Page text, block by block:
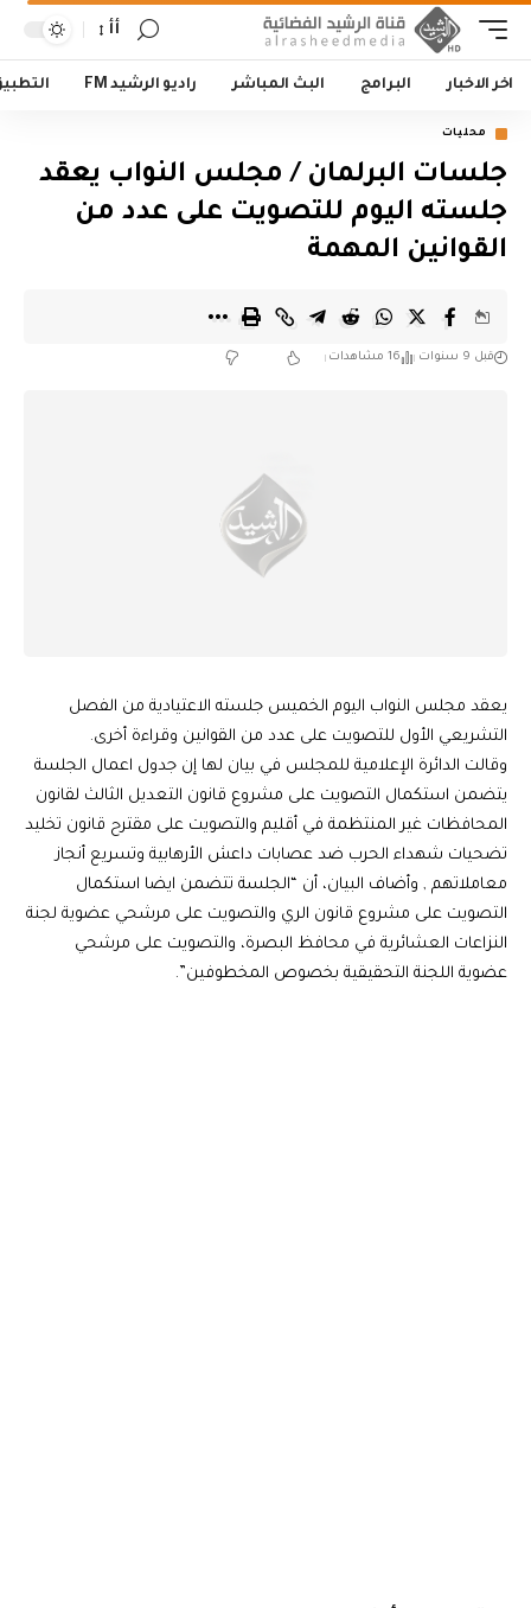
أأ
اخر الاخبار البرامج البث المباشر راديو الرشيد FM
محليات
جلسات البرلمان / مجلس النواب يعقد
جلسته اليوم للتصويت على عدد من
القوانين المهمة
قبل 9 سنوات 16 مشاهدات
يعقد مجلس النواب اليوم الخميس جلسته الاعتيادية من الفصل
التشريعي الأول للتصويت على عدد من القوانين وقراءة أخرى.
وقالت الدائرة الإعلامية للمجلس في بيان لها إن جدول اعمال الجلسة
يتضمن استكمال التصويت على مشروع قانون التعديل الثالث لقانون
المحافظات غير المنتظمة في أقليم والتصويت على مقترح قانون تخليد
تضحيات شهداء الحرب ضد عصابات داعش الأرهابية وتسريع أنجاز
معاملاتهم , وأضاف البيان، أن “الجلسة تتضمن ايضا استكمال
التصويت على مشروع قانون الري والتصويت على مرشحي عضوية لجنة
النزاعات العشائرية في محافظ البصرة، والتصويت على مرشحي
عضوية اللجنة التحقيقية بخصوص المخطوفين”.